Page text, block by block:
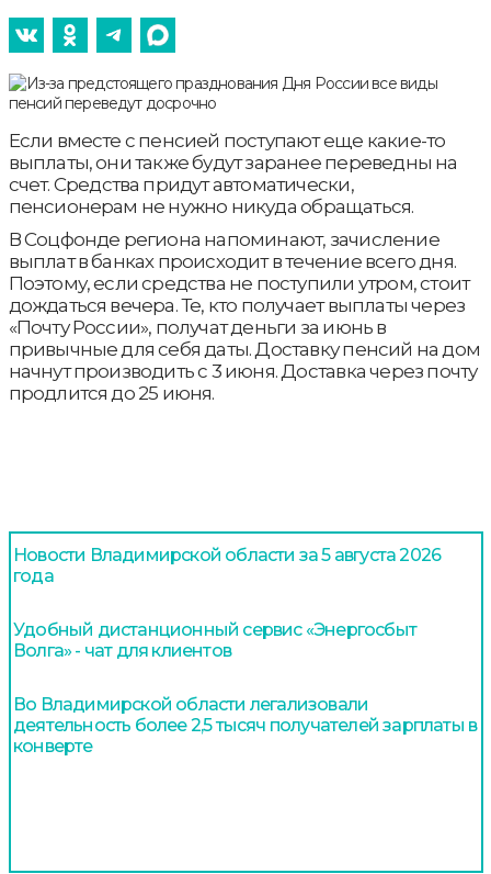
Если вместе с пенсией поступают еще какие-то
выплаты, они также будут заранее переведны на
счет. Средства придут автоматически,
пенсионерам не нужно никуда обращаться.
В Соцфонде региона напоминают, зачисление
выплат в банках происходит в течение всего дня.
Поэтому, если средства не поступили утром, стоит
дождаться вечера. Те, кто получает выплаты через
«Почту России», получат деньги за июнь в
привычные для себя даты. Доставку пенсий на дом
начнут производить с 3 июня. Доставка через почту
продлится до 25 июня.
Новости Владимирской области за 5 августа 2026
года
Удобный дистанционный сервис «Энергосбыт
Волга» - чат для клиентов
Во Владимирской области легализовали
деятельность более 2,5 тысяч получателей зарплаты в
конверте